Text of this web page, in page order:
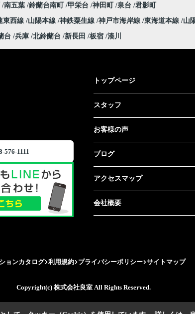
南五葉 鈴蘭台南町 甲栄台 神田町 泉台 君影町
東西線 山陽本線 神鉄粟生線 神戸市海岸線 東海道本線 山
台 兵庫 北鈴蘭台 新長田 板宿 湊川
576-1111
トップページ
スタッフ
お客様の声
ブログ
アクセスマップ
会社概要
ョンカタログ 利用規約 プライバシーポリシー サイトマップ
Copyright(c) 株式会社良室 All Rights Reserved.